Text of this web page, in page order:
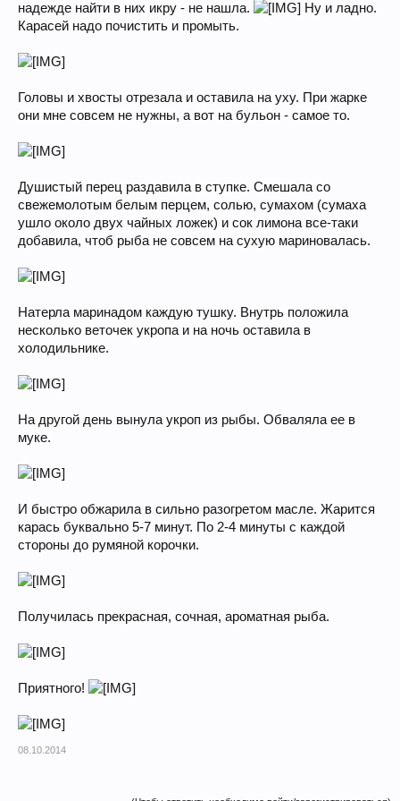
надежде найти в них икру - не нашла.
Ну и ладно.
Карасей надо почистить и промыть.
Головы и хвосты отрезала и оставила на уху. При жарке
они мне совсем не нужны, а вот на бульон - самое то.
Душистый перец раздавила в ступке. Смешала со
свежемолотым белым перцем, солью, сумахом (сумаха
ушло около двух чайных ложек) и сок лимона все-таки
добавила, чтоб рыба не совсем на сухую мариновалась.
Натерла маринадом каждую тушку. Внутрь положила
несколько веточек укропа и на ночь оставила в
холодильнике.
На другой день вынула укроп из рыбы. Обваляла ее в
муке.
И быстро обжарила в сильно разогретом масле. Жарится
карась буквально 5-7 минут. По 2-4 минуты с каждой
стороны до румяной корочки.
Получилась прекрасная, сочная, ароматная рыба.
Приятного!
08.10.2014